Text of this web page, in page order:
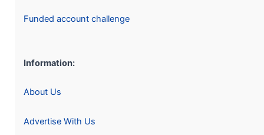
Funded account challenge
Information:
About Us
Advertise With Us